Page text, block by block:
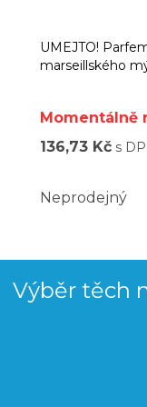
UMEJTO!
marseillského
Momentálně
136,73 Kč s
Neprodejný
Výběr těch